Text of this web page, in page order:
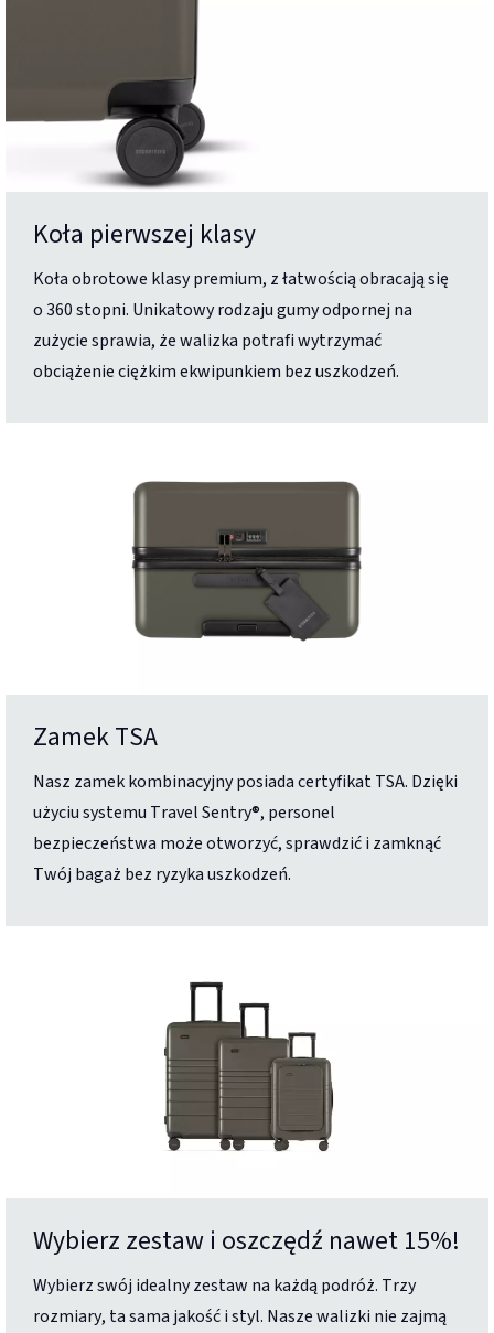
Koła pierwszej klasy
Koła obrotowe klasy premium, z łatwością obracają się
o 360 stopni. Unikatowy rodzaju gumy odpornej na
zużycie sprawia, że walizka potrafi wytrzymać
obciążenie ciężkim ekwipunkiem bez uszkodzeń.
Zamek TSA
Nasz zamek kombinacyjny posiada certyfikat TSA. Dzięki
użyciu systemu Travel Sentry®, personel
bezpieczeństwa może otworzyć, sprawdzić i zamknąć
Twój bagaż bez ryzyka uszkodzeń.
Wybierz zestaw i oszczędź nawet 15%!
Wybierz swój idealny zestaw na każdą podróż. Trzy
rozmiary, ta sama jakość i styl. Nasze walizki nie zajmą